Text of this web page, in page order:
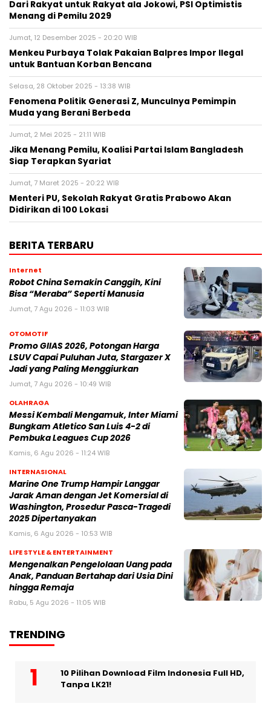
Dari Rakyat untuk Rakyat ala Jokowi, PSI Optimistis
Menang di Pemilu 2029
Jumat, 12 Desember 2025 - 20:20 WIB
Menkeu Purbaya Tolak Pakaian Balpres Impor Ilegal
untuk Bantuan Korban Bencana
Selasa, 28 Oktober 2025 - 13:38 WIB
Fenomena Politik Generasi Z, Munculnya Pemimpin
Muda yang Berani Berbeda
Jumat, 2 Mei 2025 - 21:11 WIB
Jika Menang Pemilu, Koalisi Partai Islam Bangladesh
Siap Terapkan Syariat
Jumat, 7 Maret 2025 - 20:22 WIB
Menteri PU, Sekolah Rakyat Gratis Prabowo Akan
Didirikan di 100 Lokasi
BERITA TERBARU
Internet
Robot China Semakin Canggih, Kini
Bisa “Meraba” Seperti Manusia
Jumat, 7 Agu 2026 - 11:03 WIB
OTOMOTIF
Promo GIIAS 2026, Potongan Harga
LSUV Capai Puluhan Juta, Stargazer X
Jadi yang Paling Menggiurkan
Jumat, 7 Agu 2026 - 10:49 WIB
OLAHRAGA
Messi Kembali Mengamuk, Inter Miami
Bungkam Atletico San Luis 4-2 di
Pembuka Leagues Cup 2026
Kamis, 6 Agu 2026 - 11:24 WIB
INTERNASIONAL
Marine One Trump Hampir Langgar
Jarak Aman dengan Jet Komersial di
Washington, Prosedur Pasca-Tragedi
2025 Dipertanyakan
Kamis, 6 Agu 2026 - 10:53 WIB
LIFE STYLE & ENTERTAINMENT
Mengenalkan Pengelolaan Uang pada
Anak, Panduan Bertahap dari Usia Dini
hingga Remaja
Rabu, 5 Agu 2026 - 11:05 WIB
TRENDING
10 Pilihan Download Film Indonesia Full HD,
Tanpa LK21!